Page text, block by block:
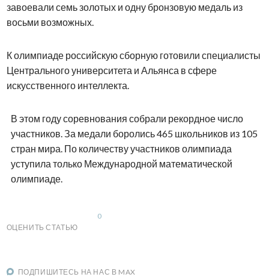
завоевали семь золотых и одну бронзовую медаль из
восьми возможных.
К олимпиаде российскую сборную готовили специалисты
Центрального университета и Альянса в сфере
искусственного интеллекта.
В этом году соревнования собрали рекордное число
участников. За медали боролись 465 школьников из 105
стран мира. По количеству участников олимпиада
уступила только Международной математической
олимпиаде.
ОЦЕНИТЬ СТАТЬЮ
0
ПОДПИШИТЕСЬ НА НАС В MAX